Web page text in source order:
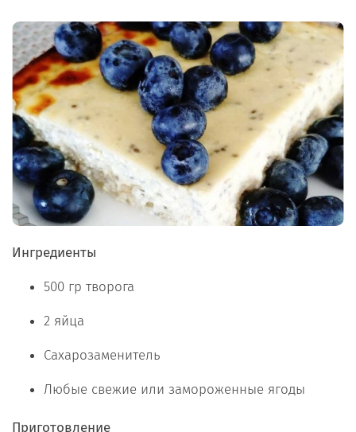
Ингредиенты
500 гр творога
2 яйца
Сахарозаменитель
Любые свежие или замороженные ягоды
Приготовление